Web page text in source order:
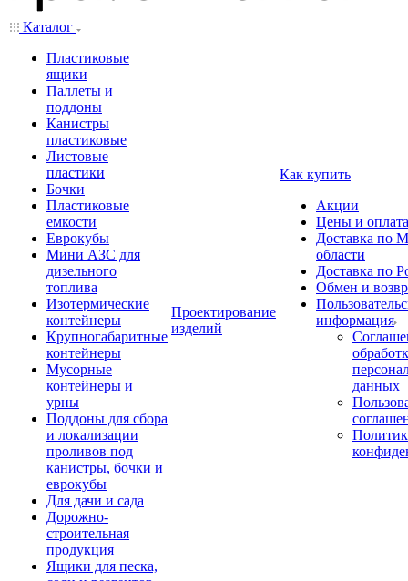
Каталог
Пластиковые
ящики
Паллеты и
поддоны
Канистры
пластиковые
Листовые
пластики
Бочки
Пластиковые
емкости
Еврокубы
Мини АЗС для
дизельного
топлива
Изотермические
контейнеры
Крупногабаритные
контейнеры
Мусорные
контейнеры и
урны
Поддоны для сбора
и локализации
проливов под
канистры, бочки и
еврокубы
Для дачи и сада
Дорожно-
строительная
продукция
Ящики для песка,
Проектирование
изделий
Как купить
Акции
Цены и оплата
Доставка по
области
Доставка по
Обмен и
информация
данных